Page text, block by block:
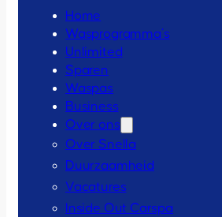
Home
Wasprogramma’s
Unlimited
Sparen
Waspas
Business
Over ons
Over Snella
Duurzaamheid
Vacatures
Inside Out Carspa